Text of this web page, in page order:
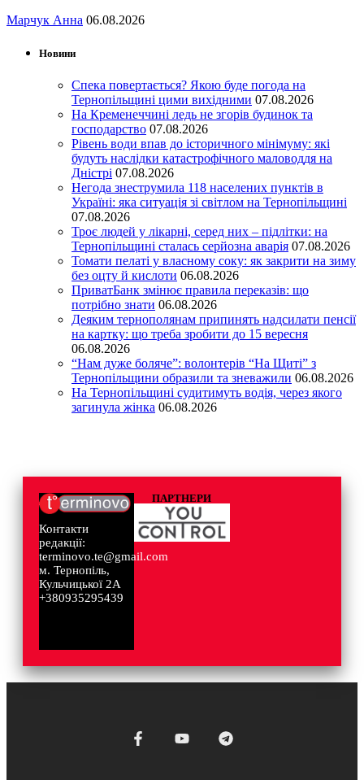
Марчук Анна 06.08.2026
Новини
Спека повертається? Якою буде погода на
Тернопільщині цими вихідними 07.08.2026
На Кременеччині ледь не згорів будинок та
господарство 07.08.2026
Рівень води впав до історичного мінімуму: які
будуть наслідки катастрофічного маловоддя на
Дністрі 07.08.2026
Негода знеструмила 118 населених пунктів в
Україні: яка ситуація зі світлом на Тернопільщині
07.08.2026
Троє людей у лікарні, серед них – підлітки: на
Тернопільщині сталась серйозна аварія 07.08.2026
Томати пелаті у власному соку: як закрити на зиму
без оцту й кислоти 06.08.2026
ПриватБанк змінює правила переказів: що
потрібно знати 06.08.2026
Деяким тернополянам припинять надсилати пенсії
на картку: що треба зробити до 15 вересня
06.08.2026
“Нам дуже боляче”: волонтерів “На Щиті” з
Тернопільщини образили та зневажили 06.08.2026
На Тернопільщині судитимуть водія, через якого
загинула жінка 06.08.2026
Контакти
редакції:
terminovo.te@gmail.com
м. Тернопіль,
Кульчицької 2А
+380935295439
ПАРТНЕРИ